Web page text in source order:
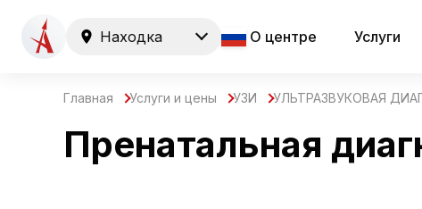
Находка О центре Услуги
Главная Услуги и цены УЗИ УЛЬТРАЗВУКОВАЯ
Пренатальная